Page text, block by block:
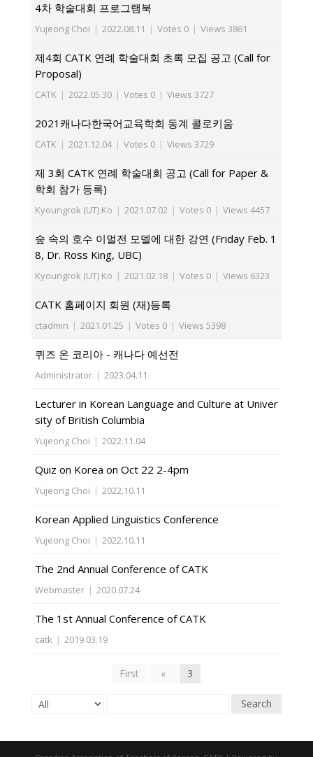
4차 학술대회 프로그램북
Yujeong Choi | 2022.08.11 | Votes 0 | Views 3861
제4회 CATK 연례 학술대회 초록 모집 공고 (Call for
Proposal)
CATK | 2022.05.30 | Votes 0 | Views 3727
2021캐나다한국어교육학회 동계 콜로키움
CATK | 2021.12.04 | Votes 0 | Views 3729
제 3회 CATK 연례 학술대회 공고 (Call for Paper &
학회 참가 등록)
Kyoungrok (UT) Ko | 2021.07.02 | Votes 0 | Views 4457
숲 속의 호수 이멀전 모델에 대한 강연 (Friday Feb. 1
8, Dr. Ross King, UBC)
Kyoungrok (UT) Ko | 2021.02.18 | Votes 0 | Views 6323
CATK 홈페이지 회원 (재)등록
ctadmin | 2021.01.25 | Votes 0 | Views 5398
퀴즈 온 코리아 - 캐나다 예선전
Administrator | 2023.04.11
Lecturer in Korean Language and Culture at Univer
sity of British Columbia
Yujeong Choi | 2022.11.04
Quiz on Korea on Oct 22 2-4pm
Yujeong Choi | 2022.10.11
Korean Applied Linguistics Conference
Yujeong Choi | 2022.10.11
The 2nd Annual Conference of CATK
Webmaster | 2020.07.24
The 1st Annual Conference of CATK
catk | 2019.03.19
First « 3
Search